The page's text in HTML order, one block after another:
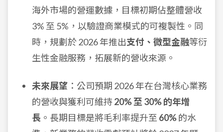
海外市場的營運數據，目標初期佔整體營收
3% 至 5%，以驗證商業模式的可複製性。同
時，規劃於 2026 年推出支付、微型金融等衍
生性金融服務，拓展新的營收來源。
未來展望 ：公司預期 2026 年在台灣核心業務
的營收與獲利可維持20% 至 30% 的年增
長 。長期目標是將毛利率提升至 60%的水